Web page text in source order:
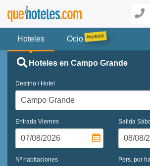
Hoteles Ocio
Hoteles en Campo Grande
Destino / Hotel
Entrada Viernes Salida
Nº habitaciones Pers. por